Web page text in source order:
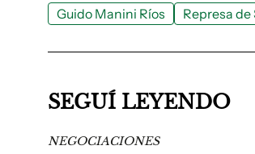
Guido Manini Ríos Represa
SEGUÍ LEYENDO
NEGOCIACIONES